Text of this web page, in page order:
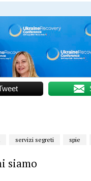
servizi segreti spie
siamo